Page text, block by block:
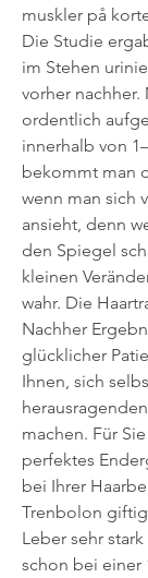
muskler på
Die Studie
im Stehen
vorher nachher.
ordentlich
innerhalb von
bekommt man
wenn man sich
ansieht, denn
den Spiegel
kleinen
wahr. Die
Nachher
glücklicher
Ihnen, sich
machen. Für
perfektes
bei Ihrer
Trenbolon
Leber sehr
schon bei einer